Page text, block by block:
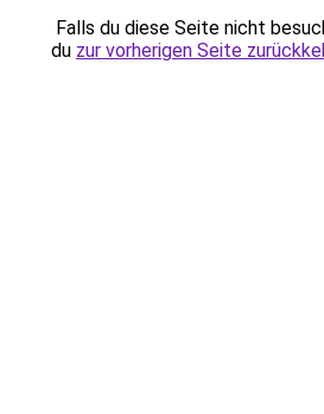
Falls du diese Seite nicht
du zur vorherigen Seite